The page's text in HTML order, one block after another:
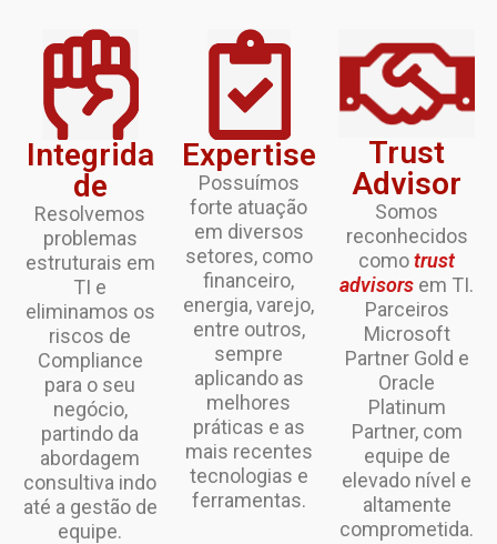
Integrida
de
Resolvemos
problemas
estruturais em
TI e
eliminamos os
riscos de
Compliance
para o seu
negócio,
partindo da
abordagem
consultiva indo
até a gestão de
equipe.
Expertise
Possuímos
forte atuação
em diversos
setores, como
financeiro,
energia, varejo,
entre outros,
sempre
aplicando as
melhores
práticas e as
mais recentes
tecnologias e
ferramentas.
Trust
Advisor
Somos
reconhecidos
comotrust
advisors em TI.
Parceiros
Microsoft
Partner Gold e
Oracle
Platinum
Partner, com
equipe de
elevado nível e
altamente
comprometida.